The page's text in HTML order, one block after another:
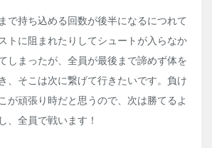
で持ち込める回数が後半になるにつれて
トに阻まれたりしてシュートが入らなか
しまったが、全員が最後まで諦めず体を
、そこは次に繋げて行きたいです。負け
が頑張り時だと思うので、次は勝てるよ
、全員で戦います！